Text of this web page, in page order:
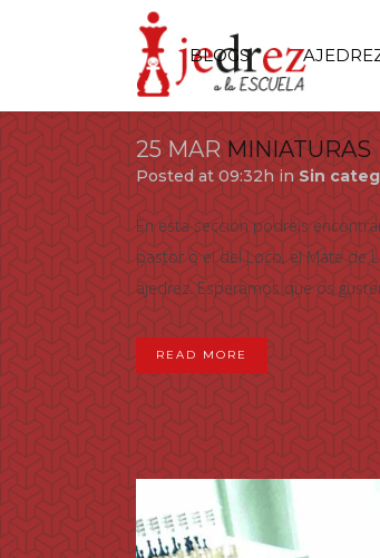
BLOGS
25 MAR MINIATURAS
Posted at 09:32hinSin
En esta sección podréis
pastor o el del Loco, el Mate de
ajedrez. Esperamos que os
READ MORE